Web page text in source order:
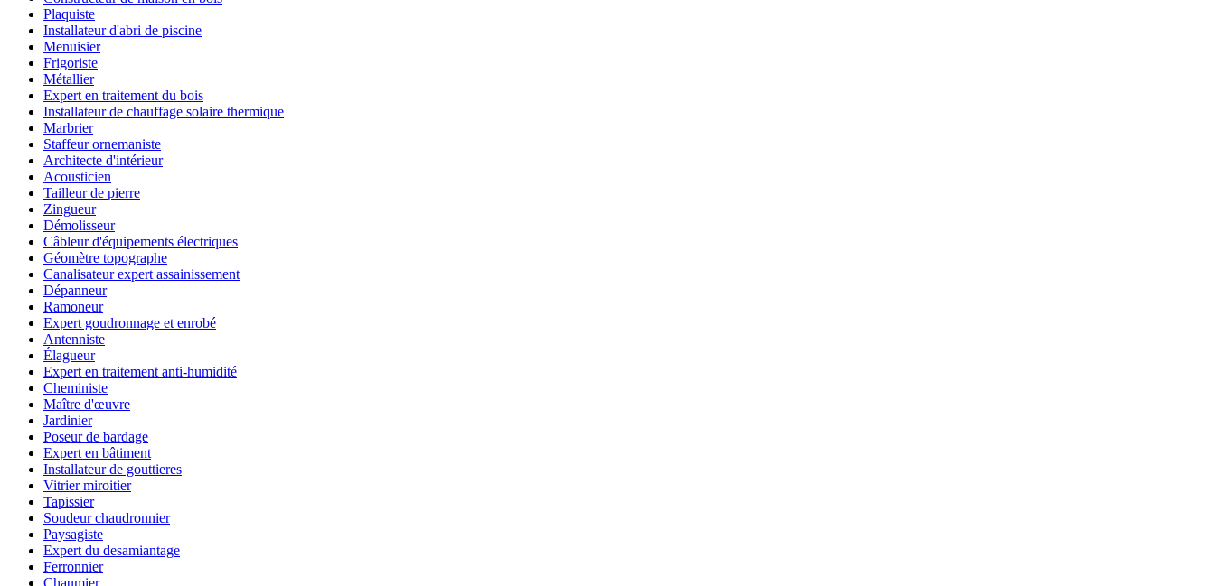
Plaquiste
Installateur d'abri de piscine
Menuisier
Frigoriste
Métallier
Expert en traitement du bois
Installateur de chauffage solaire thermique
Marbrier
Staffeur ornemaniste
Architecte d'intérieur
Acousticien
Tailleur de pierre
Zingueur
Démolisseur
Câbleur d'équipements électriques
Géomètre topographe
Canalisateur expert assainissement
Dépanneur
Ramoneur
Expert goudronnage et enrobé
Antenniste
Élagueur
Expert en traitement anti-humidité
Cheministe
Maître d'œuvre
Jardinier
Poseur de bardage
Expert en bâtiment
Installateur de gouttieres
Vitrier miroitier
Tapissier
Soudeur chaudronnier
Paysagiste
Expert du desamiantage
Ferronnier
Chaumier